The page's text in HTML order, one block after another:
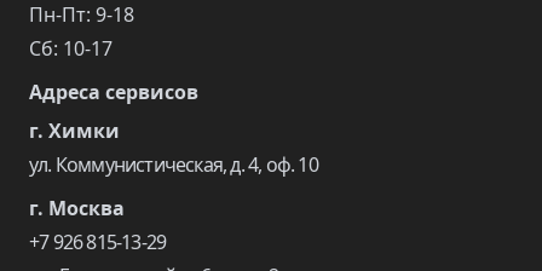
Пн-Пт: 9-18
Сб: 10-17
Адреса сервисов
г. Химки
ул. Коммунистическая, д. 4, оф. 10
г. Москва
+7 926 815-13-29